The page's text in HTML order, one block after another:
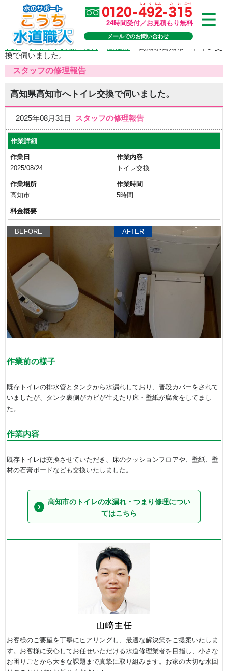
24時間受付／お見積もり無料
メールでのお問い合わせ
TOP>スタッフの修理報告
換で伺いました。
スタッフの修理報告
高知県高知市へトイレ交換で伺いました。
2025年08月31日 スタッフの修理報告
作業詳細
作業日
2025/08/24
作業内容
トイレ交換
作業場所
高知市
作業時間
5時間
料金概要
BEFORE AFTER
作業前の様子
既存トイレの排水管とタンクから水漏れしており、普段カバーをされて
いましたが、タンク裏側がカビが生えたり床・壁紙が腐食をしてまし
た。
作業内容
既存トイレは交換させていただき、床のクッションフロアや、壁紙、壁
材の石膏ボードなども交換いたしました。
高知市のトイレの水漏れ・つまり修理につい
てはこちら
お客様のご要望を丁寧にヒアリングし、最適な解決策をご提案いたしま
す。お客様に安心してお任せいただける水道修理業者を目指し、小さな
お困りごとから大きな課題まで真摯に取り組みます。お家の大切な水回